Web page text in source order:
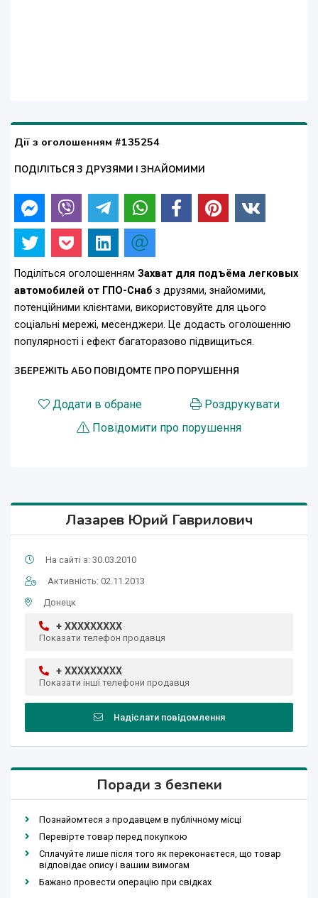
Дії з оголошенням #135254
ПОДІЛІТЬСЯ З ДРУЗЯМИ І ЗНАЙОМИМИ
Поділіться оголошенням Захват для подъёма легковых
автомобилей от ГПО-Снаб з друзями, знайомими,
потенційними клієнтами, використовуйте для цього
соціальні мережі, месенджери. Це додасть оголошенню
популярності і ефект багаторазово підвищиться.
ЗБЕРЕЖІТЬ АБО ПОВІДОМТЕ ПРО ПОРУШЕННЯ
Додати в обране
Роздрукувати
Повідомити про порушення
Лазарев Юрий Гаврилович
На сайті з: 30.03.2010
Активність: 02.11.2013
Донецк
+ XXXXXXXXX
Показати телефон продавця
+ XXXXXXXXX
Показати інші телефони продавця
Надіслати повідомлення
Поради з безпеки
Познайомтеся з продавцем в публічному місці
Перевірте товар перед покупкою
Сплачуйте лише після того як переконаєтеся, що товар
відповідає опису і вашим вимогам
Бажано провести операцію при свідках